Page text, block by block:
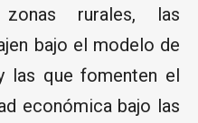
rurales, las
bajo el modelo de
las que fomenten el
económica bajo las